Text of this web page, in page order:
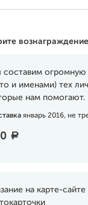
вознаграждение
огромную
и именами) тех
нам помогают.
январь 2016, не
a
на карте-